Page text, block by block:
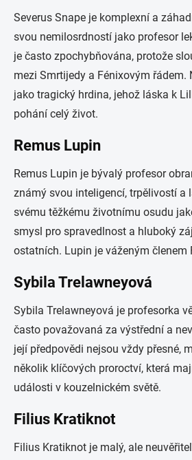
Severus Snape je komplexní a
svou nemilosrdností jako profesor
je často zpochybňována, protože
mezi Smrtijedy a Fénixovým řádem.
jako tragický hrdina, jehož láska k
pohání celý život.
Remus Lupin
Remus Lupin je bývalý profesor
známý svou inteligencí, trpělivostí a
svému těžkému životnímu osudu
smysl pro spravedlnost a hluboký
ostatních. Lupin je váženým členem
Sybila Trelawneyová
Sybila Trelawneyová je profesorka
často považovaná za výstřední a
její předpovědi nejsou vždy přesné,
několik klíčových proroctví, která
události v kouzelnickém světě.
Filius Kratiknot
Filius Kratiknot je malý, ale